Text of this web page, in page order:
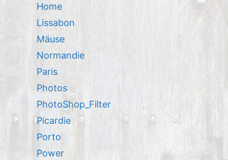
Home
Lissabon
Mäuse
Normandie
Paris
Photos
PhotoShop_Filter
Picardie
Porto
Power